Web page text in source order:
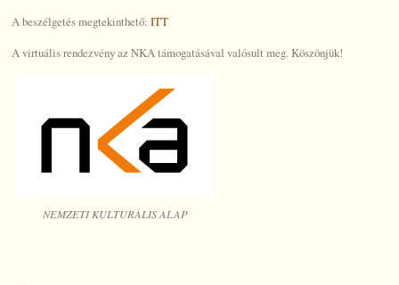
A beszélgetés megtekinthető:ITT
A virtuális rendezvény az NKA támogatásával valósult meg. Köszönjük!
NEMZETI KULTURÁLIS ALAP